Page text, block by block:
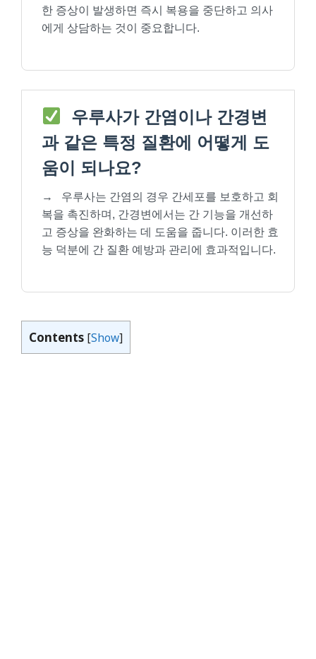
한 증상이 발생하면 즉시 복용을 중단하고 의사
에게 상담하는 것이 중요합니다.
우루사가 간염이나 간경변
과 같은 특정 질환에 어떻게 도
움이 되나요?
→
우루사는 간염의 경우 간세포를 보호하고 회
복을 촉진하며, 간경변에서는 간 기능을 개선하
고 증상을 완화하는 데 도움을 줍니다. 이러한 효
능 덕분에 간 질환 예방과 관리에 효과적입니다.
Contents [Show]